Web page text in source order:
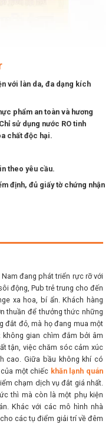
với làn da, đa dạng kích
phẩm an toàn và hương
sử dụng nước RO tinh
chất độc hại.
theo yêu cầu.
định, đủ giấy tờ chứng nhận
đang phát triển rực rỡ với
động, Pub trẻ trung cho đến
xa hoa, bí ẩn. Khách hàng
thuần để thưởng thức những
đắt đỏ, mà họ đang mua một
không gian chìm đắm bởi âm
tận, việc chăm sóc cảm xúc
cao. Giữa bầu không khí có
một chiếc khăn lạnh quán
chạm dịch vụ đắt giá nhất.
thì mà còn là một phụ kiện
Khác với các mô hình nhà
các tụ điểm giải trí về đêm